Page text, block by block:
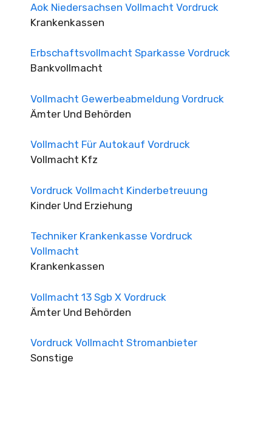
Aok Niedersachsen Vollmacht Vordruck
Krankenkassen
Erbschaftsvollmacht Sparkasse Vordruck
Bankvollmacht
Vollmacht Gewerbeabmeldung Vordruck
Ämter Und Behörden
Vollmacht Für Autokauf Vordruck
Vollmacht Kfz
Vordruck Vollmacht Kinderbetreuung
Kinder Und Erziehung
Techniker Krankenkasse Vordruck
Vollmacht
Krankenkassen
Vollmacht 13 Sgb X Vordruck
Ämter Und Behörden
Vordruck Vollmacht Stromanbieter
Sonstige